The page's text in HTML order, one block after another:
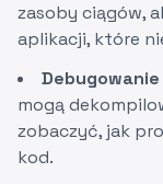
zasoby ciągów,
aplikacji, które
mogą
zobaczyć, jak
kod.